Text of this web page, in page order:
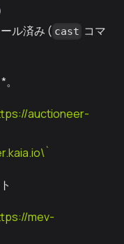
ル済み ( cast コマ
*。
auctioneer-
mev-